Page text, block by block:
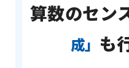
算数のセン
成」 も